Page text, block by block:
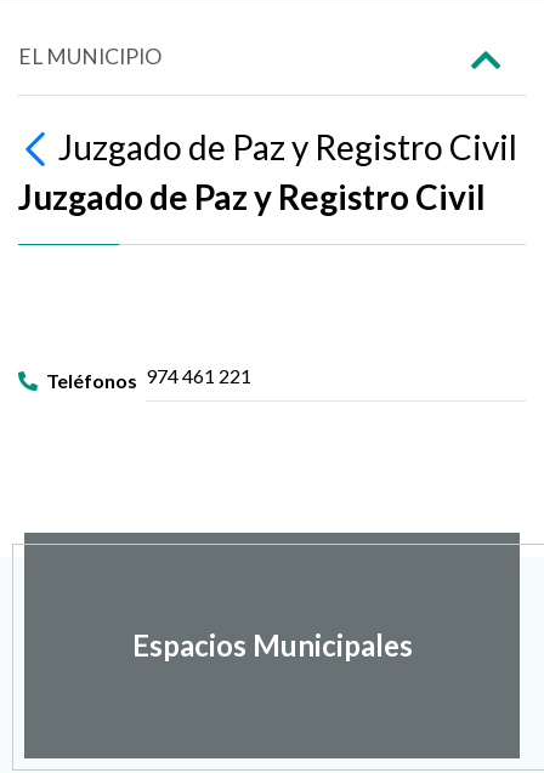
EL MUNICIPIO
Juzgado de Paz y Registro Civil
Juzgado de Paz y Registro Civil
Teléfonos 974 461 221
Espacios Municipales